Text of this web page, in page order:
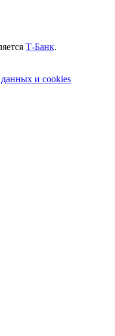
Т-Банк.
и cookies